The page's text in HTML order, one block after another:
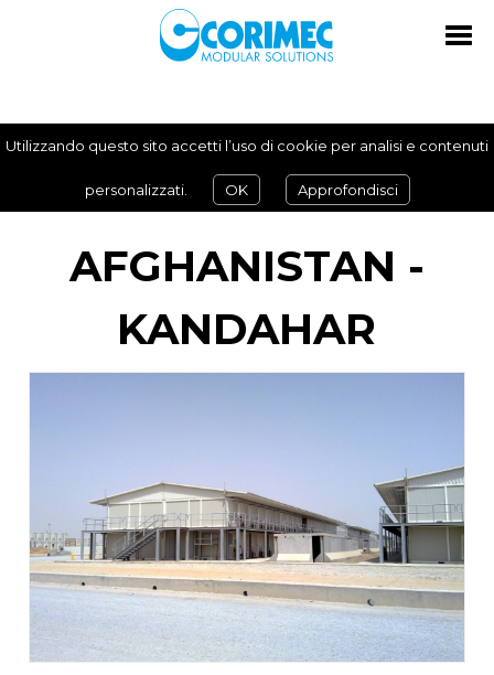
Utilizzando questo sito accetti l’uso di cookie per analisi e contenuti
personalizzati. OK Approfondisci
AFGHANISTAN -
KANDAHAR